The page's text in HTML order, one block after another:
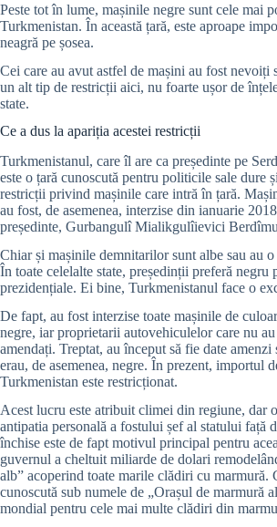
Peste tot în lume, mașinile negre sunt cele mai
Turkmenistan. În această țară, este aproape
neagră pe șosea.
Cei care au avut astfel de mașini au fost nevoiți
un alt tip de restricții aici, nu foarte ușor de
state.
Ce a dus la apariția acestei restricții
Turkmenistanul, care îl are ca președinte pe
este o țară cunoscută pentru politicile sale dure
restricții privind mașinile care intră în țară.
au fost, de asemenea, interzise din ianuarie
președinte, Gurbangulî Mialikgulîievici
Chiar și mașinile demnitarilor sunt albe sau au o
În toate celelalte state, președinții preferă negru
prezidențiale. Ei bine, Turkmenistanul face o
De fapt, au fost interzise toate mașinile de
negre, iar proprietarii autovehiculelor care nu
amendați. Treptat, au început să fie date amenzi
erau, de asemenea, negre. În prezent, importul
Turkmenistan este restricționat.
Acest lucru este atribuit climei din regiune, dar
antipatia personală a fostului șef al statului față
închise este de fapt motivul principal pentru
guvernul a cheltuit miliarde de dolari
alb” acoperind toate marile clădiri cu marmură.
cunoscută sub numele de „Orașul de marmură
mondial pentru cele mai multe clădiri din